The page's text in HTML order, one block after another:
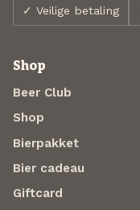
✓ Veilige betaling
Shop
Beer Club
Shop
Bierpakket
Bier cadeau
Giftcard